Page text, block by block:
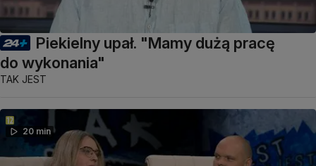
Piekielny upał. "Mamy dużą pracę
do wykonania"
TAK JEST
20 min